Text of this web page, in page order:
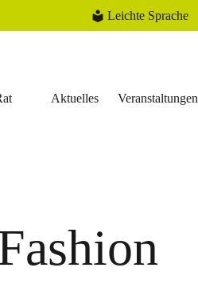
Leichte Sprache
Aktuelles Veranstaltungen